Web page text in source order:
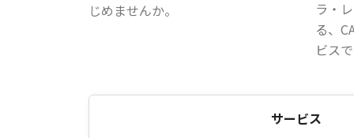
じめませんか。
ラ・
る、
ビス
サービス